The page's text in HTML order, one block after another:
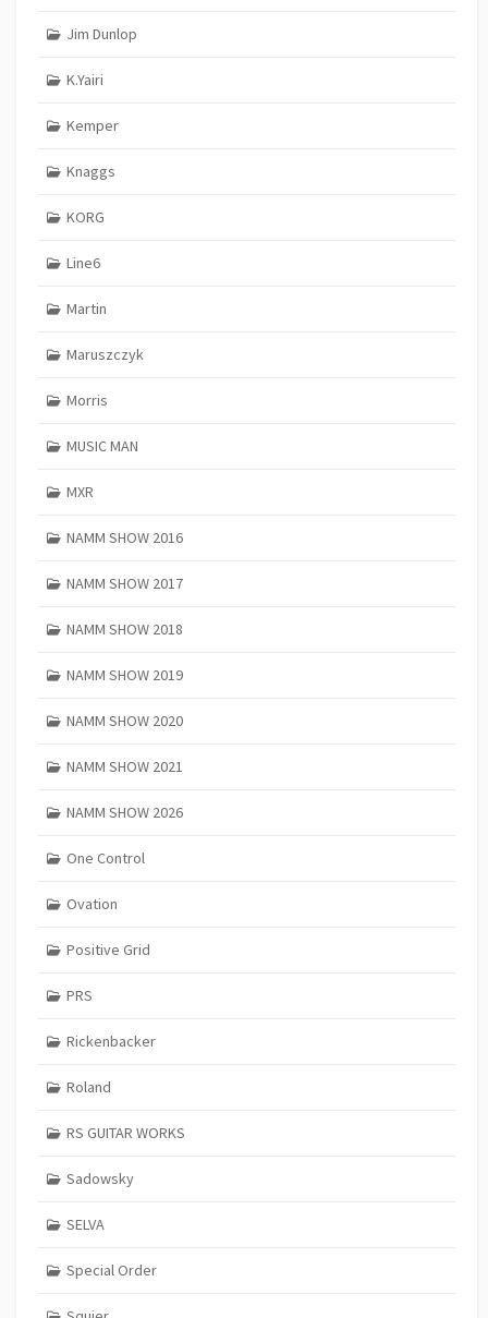
Jim Dunlop
K.Yairi
Kemper
Knaggs
KORG
Line6
Martin
Maruszczyk
Morris
MUSIC MAN
MXR
NAMM SHOW 2016
NAMM SHOW 2017
NAMM SHOW 2018
NAMM SHOW 2019
NAMM SHOW 2020
NAMM SHOW 2021
NAMM SHOW 2026
One Control
Ovation
Positive Grid
PRS
Rickenbacker
Roland
RS GUITAR WORKS
Sadowsky
SELVA
Special Order